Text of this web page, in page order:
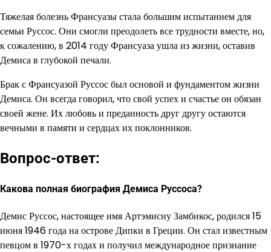
Тяжелая болезнь Франсуазы стала большим испытанием для
семьи Руссос. Они смогли преодолеть все трудности вместе, но,
к сожалению, в 2014 году Франсуаза ушла из жизни, оставив
Демиса в глубокой печали.
Брак с Франсуазой Руссос был основой и фундаментом жизни
Демиса. Он всегда говорил, что свой успех и счастье он обязан
своей жене. Их любовь и преданность друг другу остаются
вечными в памяти и сердцах их поклонников.
Вопрос-ответ:
Какова полная биография Демиса Руссоса?
Демис Руссос, настоящее имя Артэмисиу Замбикос, родился 15
июня 1946 года на острове Дипки в Греции. Он стал известным
певцом в 1970-х годах и получил международное признание